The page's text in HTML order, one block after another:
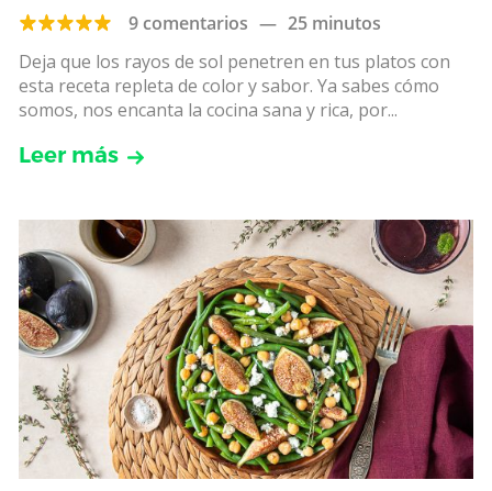
9 comentarios — 25 minutos
Deja que los rayos de sol penetren en tus platos con
esta receta repleta de color y sabor. Ya sabes cómo
somos, nos encanta la cocina sana y rica, por...
Leer más